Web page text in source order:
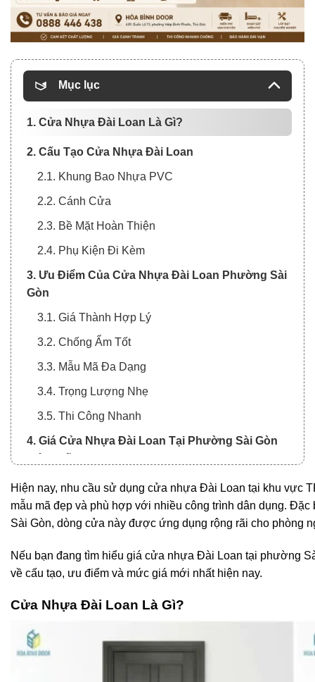
Mục lục
1. Cửa Nhựa Đài Loan Là Gì?
2. Cấu Tạo Cửa Nhựa Đài Loan
2.1. Khung Bao Nhựa PVC
2.2. Cánh Cửa
2.3. Bề Mặt Hoàn Thiện
2.4. Phụ Kiện Đi Kèm
3. Ưu Điểm Của Cửa Nhựa Đài Loan Phường Sài
Gòn
3.1. Giá Thành Hợp Lý
3.2. Chống Ẩm Tốt
3.3. Mẫu Mã Đa Dạng
3.4. Trọng Lượng Nhẹ
3.5. Thi Công Nhanh
4. Giá Cửa Nhựa Đài Loan Tại Phường Sài Gòn
4.1. Chi Phí Phát Sinh Có Thể Bao Gồm
5. Vì Sao Nên Chọn Hòa Bình Door?
6. Quy Trình Thi Công Tại Hòa Bình Door
7. Địa Chỉ Cung Cấp Cửa Nhựa Đài Loan Tại
Phường Sài Gòn
Hiện nay, nhu cầu sử dụng cửa nhựa Đài Loan tại khu vực
mẫu mã đẹp và phù hợp với nhiều công trình dân dụng.
Sài Gòn, dòng cửa này được ứng dụng rộng rãi cho phòng
Nếu bạn đang tìm hiểu giá cửa nhựa Đài Loan tại phường
về cấu tạo, ưu điểm và mức giá mới nhất hiện nay.
Cửa Nhựa Đài Loan Là Gì?